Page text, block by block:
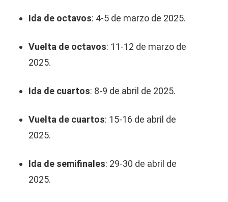
Ida de octavos: 4-5 de marzo de 2025.
Vuelta de octavos: 11-12 de marzo de
2025.
Ida de cuartos: 8-9 de abril de 2025.
Vuelta de cuartos: 15-16 de abril de
2025.
Ida de semifinales: 29-30 de abril de
2025.